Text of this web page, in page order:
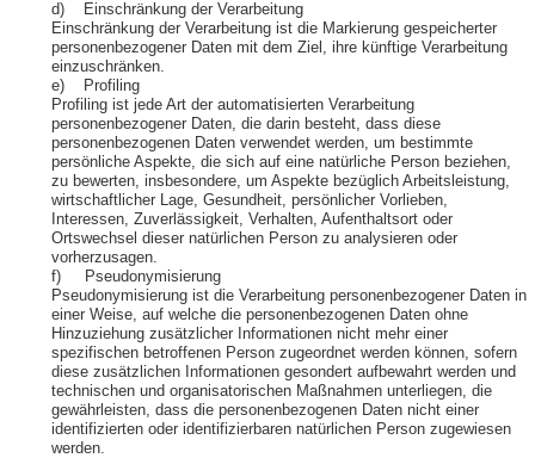
d) Einschränkung der Verarbeitung
Einschränkung der Verarbeitung ist die Markierung gespeicherter
personenbezogener Daten mit dem Ziel, ihre künftige Verarbeitung
einzuschränken.
e) Profiling
Profiling ist jede Art der automatisierten Verarbeitung
personenbezogener Daten, die darin besteht, dass diese
personenbezogenen Daten verwendet werden, um bestimmte
persönliche Aspekte, die sich auf eine natürliche Person beziehen,
zu bewerten, insbesondere, um Aspekte bezüglich Arbeitsleistung,
wirtschaftlicher Lage, Gesundheit, persönlicher Vorlieben,
Interessen, Zuverlässigkeit, Verhalten, Aufenthaltsort oder
Ortswechsel dieser natürlichen Person zu analysieren oder
vorherzusagen.
f) Pseudonymisierung
Pseudonymisierung ist die Verarbeitung personenbezogener Daten in
einer Weise, auf welche die personenbezogenen Daten ohne
Hinzuziehung zusätzlicher Informationen nicht mehr einer
spezifischen betroffenen Person zugeordnet werden können, sofern
diese zusätzlichen Informationen gesondert aufbewahrt werden und
technischen und organisatorischen Maßnahmen unterliegen, die
gewährleisten, dass die personenbezogenen Daten nicht einer
identifizierten oder identifizierbaren natürlichen Person zugewiesen
werden.